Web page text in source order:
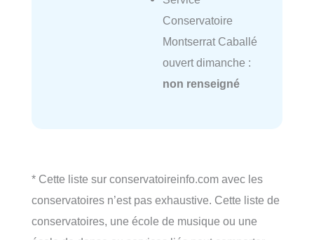
Conservatoire
Montserrat Caballé
ouvert dimanche :
non renseigné
* Cette liste sur conservatoireinfo.com avec les
conservatoires n’est pas exhaustive. Cette liste de
conservatoires, une école de musique ou une